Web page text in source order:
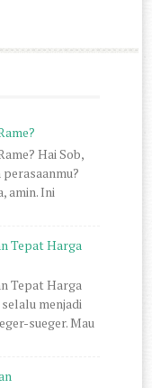
Hai Sob,
amin. Ini
Tepat Harga
Tepat Harga
menjadi
sueger. Mau